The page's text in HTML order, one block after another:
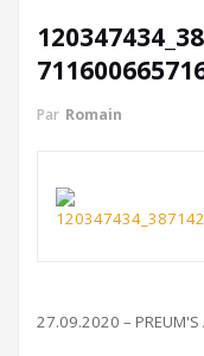
Par Romain
27.09.2020 – PREUM'S